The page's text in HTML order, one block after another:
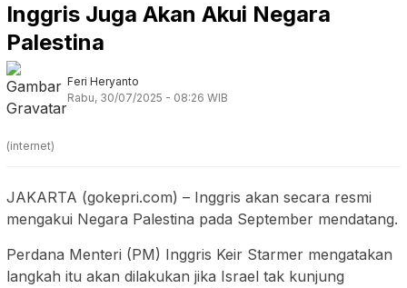
Inggris Juga Akan Akui Negara
Palestina
Feri Heryanto
Rabu, 30/07/2025 - 08:26 WIB
(internet)
JAKARTA (gokepri.com) – Inggris akan secara resmi
mengakui Negara Palestina pada September mendatang.
Perdana Menteri (PM) Inggris Keir Starmer mengatakan
langkah itu akan dilakukan jika Israel tak kunjung